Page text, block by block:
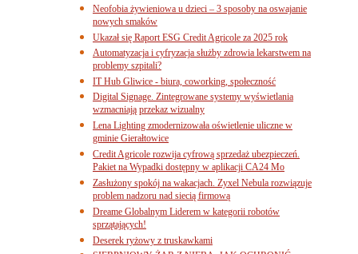
Neofobia żywieniowa u dzieci – 3 sposoby na oswajanie
nowych smaków
Ukazał się Raport ESG Credit Agricole za 2025 rok
Automatyzacja i cyfryzacja służby zdrowia lekarstwem na
problemy szpitali?
IT Hub Gliwice - biura, coworking, społeczność
Digital Signage. Zintegrowane systemy wyświetlania
wzmacniają przekaz wizualny
Lena Lighting zmodernizowała oświetlenie uliczne w
gminie Gierałtowice
Credit Agricole rozwija cyfrową sprzedaż ubezpieczeń.
Pakiet na Wypadki dostępny w aplikacji CA24 Mo
Zasłużony spokój na wakacjach. Zyxel Nebula rozwiązuje
problem nadzoru nad siecią firmową
Dreame Globalnym Liderem w kategorii robotów
sprzątających!
Deserek ryżowy z truskawkami